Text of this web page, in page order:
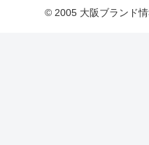
© 2005 大阪ブランド